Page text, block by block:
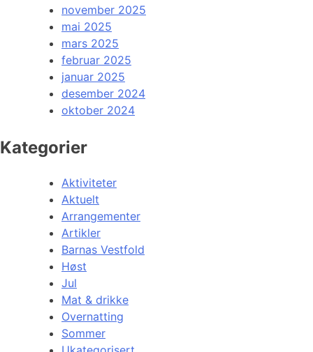
november 2025
mai 2025
mars 2025
februar 2025
januar 2025
desember 2024
oktober 2024
Kategorier
Aktiviteter
Aktuelt
Arrangementer
Artikler
Barnas Vestfold
Høst
Jul
Mat & drikke
Overnatting
Sommer